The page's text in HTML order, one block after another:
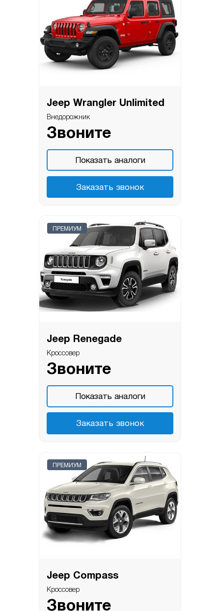
Jeep Wrangler Unlimited
Внедорожник
Звоните
Показать аналоги
Заказать звонок
ПРЕМИУМ
Jeep Renegade
Кроссовер
Звоните
Показать аналоги
Заказать звонок
ПРЕМИУМ
Jeep Compass
Кроссовер
Звоните